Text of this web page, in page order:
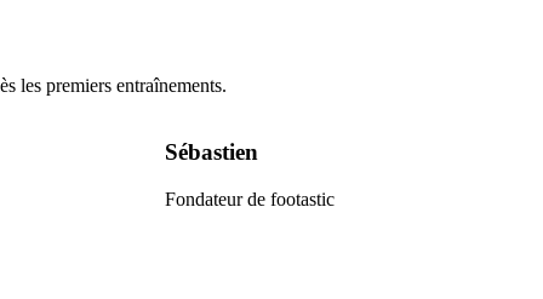
les premiers entraînements.
Sébastien
Fondateur de footastic